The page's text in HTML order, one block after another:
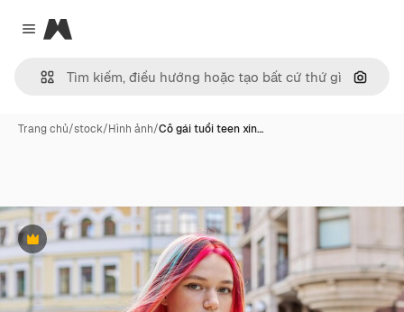
Close menu
Magnific
Tìm
Trang chủ/stock/Hình ảnh/Cô gái tuổi teen xin…
Phần thưởng